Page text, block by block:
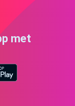
met